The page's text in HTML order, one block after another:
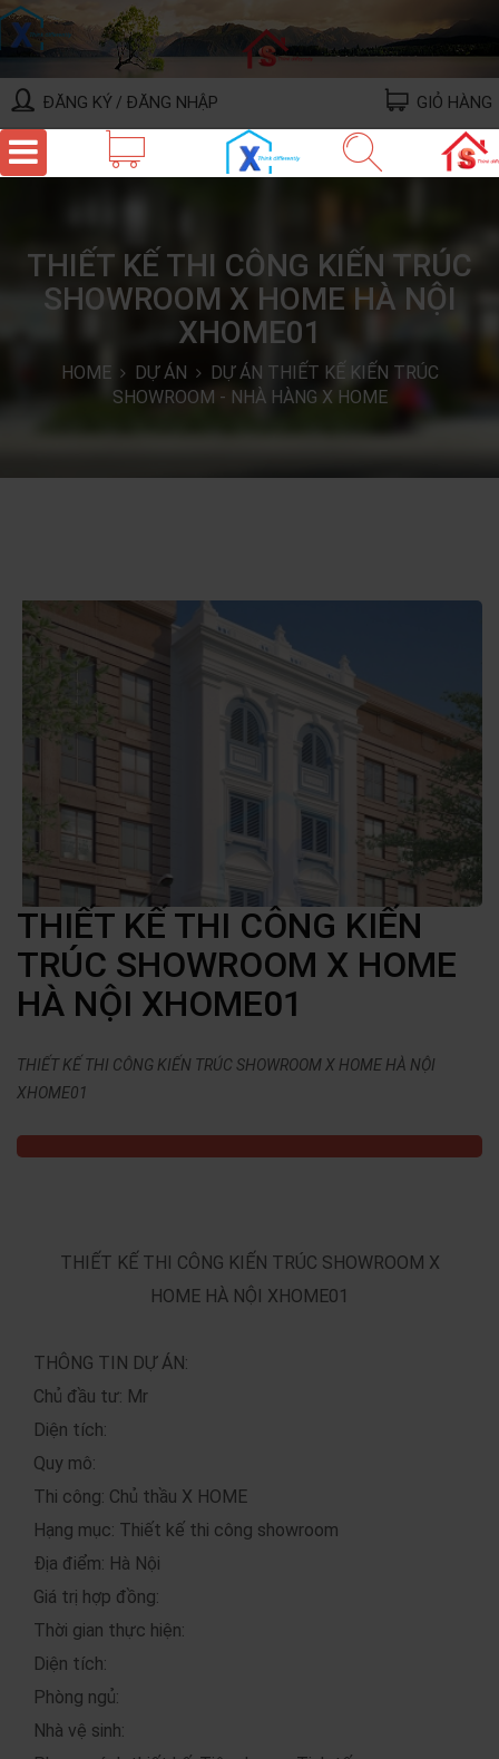
ĐĂNG KÝ / ĐĂNG NHẬP GIỎ HÀNG
THIẾT KẾ THI CÔNG KIẾN TRÚC
SHOWROOM X HOME HÀ NỘI
XHOME01
HOME DỰ ÁN
DỰ ÁN THIẾT KẾ KIẾN TRÚC
SHOWROOM - NHÀ HÀNG X HOME
THIẾT KẾ THI CÔNG KIẾN
TRÚC SHOWROOM X HOME
HÀ NỘI XHOME01
THIẾT KẾ THI CÔNG KIẾN TRÚC SHOWROOM X HOME HÀ NỘI
XHOME01
THIẾT KẾ THI CÔNG KIẾN TRÚC SHOWROOM X
HOME HÀ NỘI XHOME01
THÔNG TIN DỰ ÁN:
Chủ đầu tư: Mr
Diện tích:
Quy mô:
Thi công: Chủ thầu X HOME
Hạng mục: Thiết kế thi công showroom
Địa điểm: Hà Nội
Giá trị hợp đồng:
Thời gian thực hiện:
Diện tích:
Phòng ngủ:
Nhà vệ sinh: